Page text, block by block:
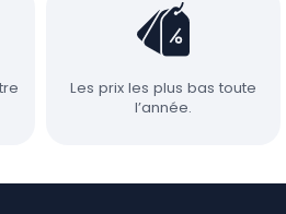
Les prix les plus bas toute
l’année.